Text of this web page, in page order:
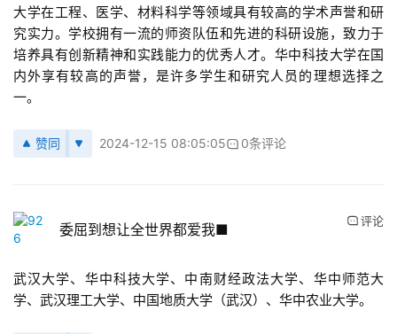
大学在工程、医学、材料科学等领域具有较高的学术声誉和研
究实力。学校拥有一流的师资队伍和先进的科研设施，致力于
培养具有创新精神和实践能力的优秀人才。华中科技大学在国
内外享有较高的声誉，是许多学生和研究人员的理想选择之
一。
赞同 2024-12-15 08:05:05 0条评论
委屈到想让全世界都爱我■ 评论
武汉大学、华中科技大学、中南财经政法大学、华中师范大
学、武汉理工大学、中国地质大学（武汉）、华中农业大学。